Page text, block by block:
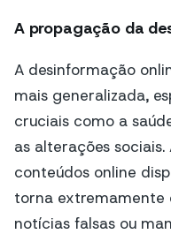
A propagação da
A desinformação
mais generalizada,
cruciais como a
as alterações
conteúdos online
torna
notícias falsas ou